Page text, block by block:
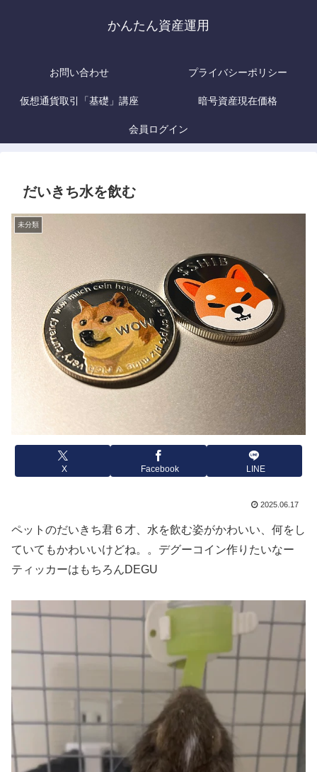
かんたん資産運用
お問い合わせ プライバシーポリシー
仮想通貨取引「基礎」講座 暗号資産現在価格
会員ログイン
だいきち水を飲む
未分類
X Facebook LINE
2025.06.17
ペットのだいきち君６才、水を飲む姿がかわいい、何をし
ていてもかわいいけどね。。デグーコイン作りたいなー
ティッカーはもちろんDEGU